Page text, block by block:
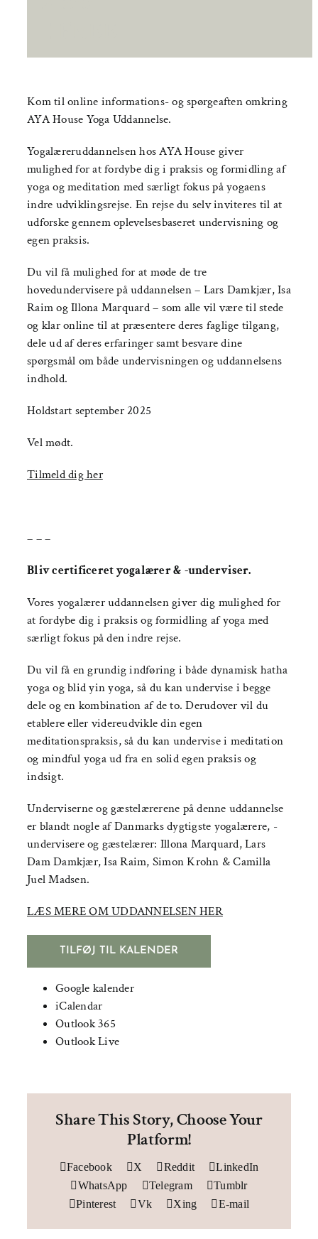
Kom til online informations- og spørgeaften omkring
AYA House Yoga Uddannelse.
Yogalæreruddannelsen hos AYA House giver
mulighed for at fordybe dig i praksis og formidling af
yoga og meditation med særligt fokus på yogaens
indre udviklingsrejse. En rejse du selv inviteres til at
udforske gennem oplevelsesbaseret undervisning og
egen praksis.
Du vil få mulighed for at møde de tre
hovedundervisere på uddannelsen – Lars Damkjær, Isa
Raim og Illona Marquard – som alle vil være til stede
og klar online til at præsentere deres faglige tilgang,
dele ud af deres erfaringer samt besvare dine
spørgsmål om både undervisningen og uddannelsens
indhold.
Holdstart september 2025
Vel mødt.
Tilmeld dig her
– – –
Bliv certificeret yogalærer & -underviser.
Vores yogalærer uddannelsen giver dig mulighed for
at fordybe dig i praksis og formidling af yoga med
særligt fokus på den indre rejse.
Du vil få en grundig indføring i både dynamisk hatha
yoga og blid yin yoga, så du kan undervise i begge
dele og en kombination af de to. Derudover vil du
etablere eller videreudvikle din egen
meditationspraksis, så du kan undervise i meditation
og mindful yoga ud fra en solid egen praksis og
indsigt.
Underviserne og gæstelærerene på denne uddannelse
er blandt nogle af Danmarks dygtigste yogalærere, -
undervisere og gæstelærer: Illona Marquard, Lars
Dam Damkjær, Isa Raim, Simon Krohn & Camilla
Juel Madsen.
LÆS MERE OM UDDANNELSEN HER
TILFØJ TIL KALENDER
Google kalender
iCalendar
Outlook 365
Outlook Live
Share This Story, Choose Your
Platform!
Facebook X Reddit
LinkedIn
WhatsApp
Telegram
Tumblr
Pinterest
Vk Xing E-mail